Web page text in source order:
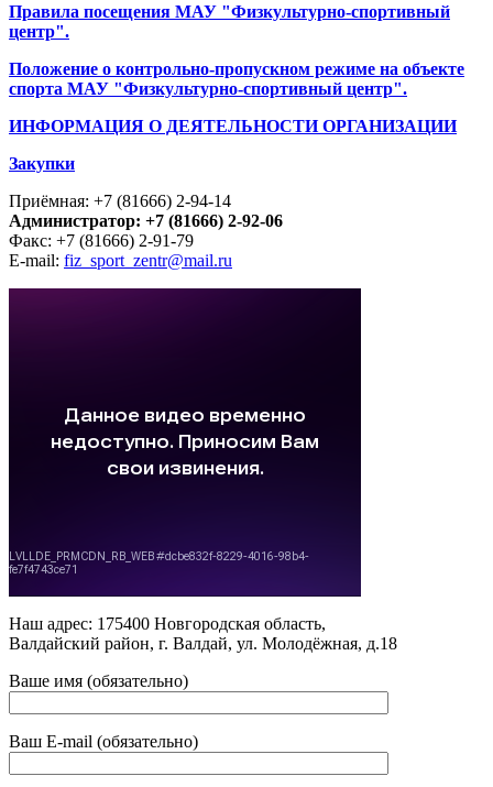
Правила посещения МАУ "Физкультурно-спортивный
центр".
Положение о контрольно-пропускном режиме на объекте
спорта МАУ "Физкультурно-спортивный центр".
ИНФОРМАЦИЯ О ДЕЯТЕЛЬНОСТИ ОРГАНИЗАЦИИ
Закупки
Приёмная: +7 (81666) 2-94-14
Администратор: +7 (81666) 2-92-06
Факс: +7 (81666) 2-91-79
E-mail: fiz_sport_zentr@mail.ru
Наш адрес: 175400 Новгородская область,
Валдайский район, г. Валдай, ул. Молодёжная, д.18
Ваше имя (обязательно)
Ваш E-mail (обязательно)